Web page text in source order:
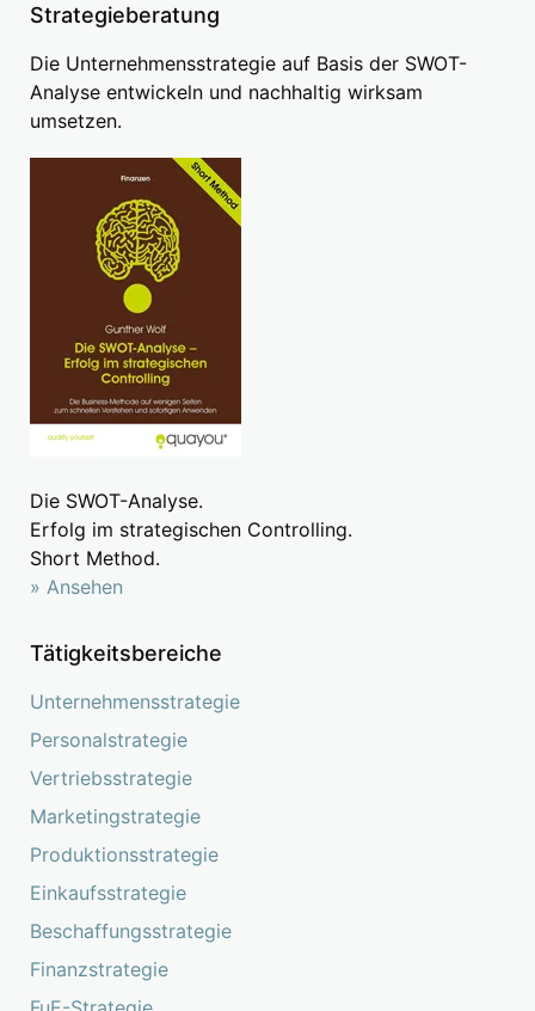
Strategieberatung
Die Unternehmensstrategie auf Basis der SWOT-
Analyse entwickeln und nachhaltig wirksam
umsetzen.
Die SWOT-Analyse.
Erfolg im strategischen Controlling.
Short Method.
» Ansehen
Tätigkeitsbereiche
Unternehmensstrategie
Personalstrategie
Vertriebsstrategie
Marketingstrategie
Produktionsstrategie
Einkaufsstrategie
Beschaffungsstrategie
Finanzstrategie